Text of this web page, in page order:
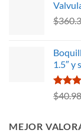
$
1.5″ y
con
$40.98
MEJOR